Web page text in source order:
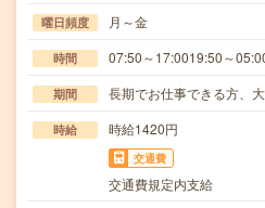
曜日頻度 月～金
時間 07:50～17:0019:50～
期間 長期でお仕事できる方、大
時給 時給1420円
交通費
交通費規定内支給